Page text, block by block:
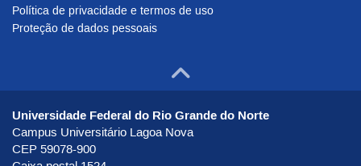
Política de privacidade e termos de uso
Proteção de dados pessoais
Ir para o
Universidade Federal do Rio Grande do Norte
Campus Universitário Lagoa Nova
CEP 59078-900